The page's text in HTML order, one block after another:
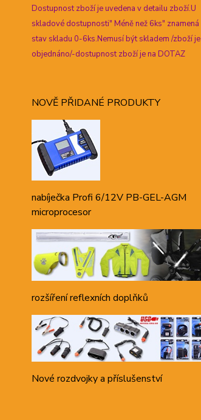
Dostupnost zboží je uvedena v detailu zboží.U
skladové dostupnosti" Méně než 6ks" znamená
stav skladu 0-6ks.Nemusí být skladem /zboží je
objednáno/-dostupnost zboží je na DOTAZ
NOVĚ PŘIDANÉ PRODUKTY
nabíječka Profi 6/12V PB-GEL-AGM
microprocesor
rozšíření reflexních doplňků
Nové rozdvojky a příslušenství